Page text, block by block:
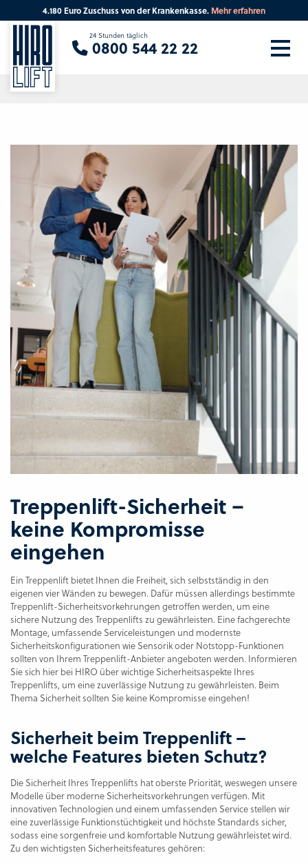
Treppenlift-Sicherheit –
keine Kompromisse
eingehen
Ein Treppenlift bietet Ihnen die Freiheit, sich selbstständig in den
eigenen vier Wänden zu bewegen. Dafür müssen allerdings bestimmte
Treppenlift-Sicherheitsvorkehrungen getroffen werden, um eine
sichere Nutzung des Treppenlifts zu gewährleisten. Eine fachgerechte
Montage, umfassende Serviceleistungen und modernste
Sicherheitskonfigurationen wie Sensorik oder Notstopp-Funktionen
sollten von Ihrem Treppenlift-Anbieter angeboten werden. Informieren
Sie sich hier bei HIRO über wichtige Sicherheitsaspekte Ihres
Treppenlifts, um eine zuverlässige Nutzung zu gewährleisten. Beim
Thema Sicherheit sollten Sie keine Kompromisse eingehen!
Sicherheit beim Treppenlift –
welche Features bieten Schutz?
Die Sicherheit Ihres Treppenlifts hat oberste Priorität, weswegen unsere
Modelle über moderne Sicherheitsvorkehrungen verfügen. Mit
innovativen Technologien und einem umfassenden Service stellen wir
eine zuverlässige Funktionstüchtigkeit und höchste Standards sicher,
sodass eine sorgenfreie und komfortable Nutzung gewährleistet wird.
Zu den wichtigsten Sicherheitsfeatures gehören:
4.180 Euro Zuschuss von der Krankenkasse. Mehr erfahren
24 Stunden täglich
0800 544 22 22
Sie suchen eine Beratung vor Ort?
Ihre PLZ Beratung